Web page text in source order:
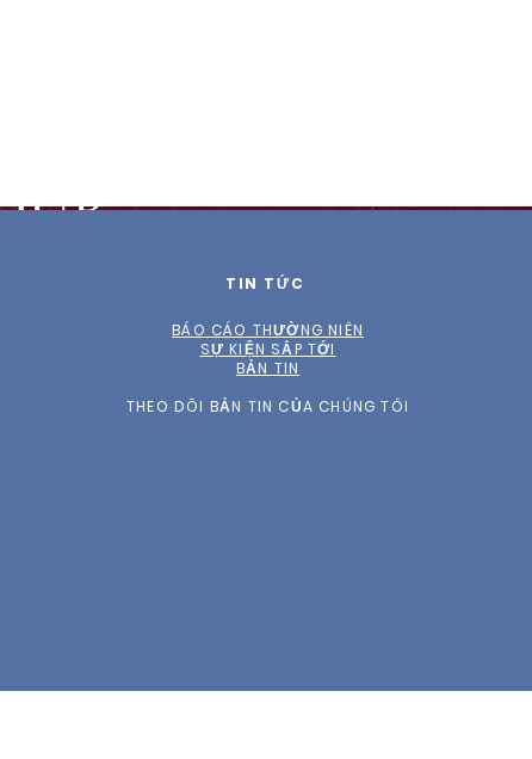
TIN TỨC
BÁO CÁO THƯỜNG NIÊN
SỰ KIỆN SẮP TỚI
BẢN TIN
THEO DÕI BẢN TIN CỦA CHÚNG TÔI